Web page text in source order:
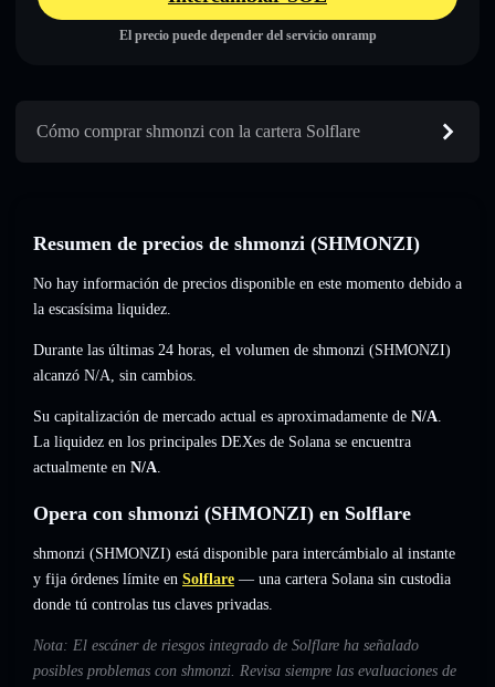
El precio puede depender del servicio onramp
Cómo comprar shmonzi con la cartera Solflare
Resumen de precios de shmonzi (SHMONZI)
No hay información de precios disponible en este momento debido a
la escasísima liquidez.
Durante las últimas 24 horas, el volumen de shmonzi (SHMONZI)
alcanzó N/A, sin cambios.
Su capitalización de mercado actual es aproximadamente de N/A.
La liquidez en los principales DEXes de Solana se encuentra
actualmente en N/A.
Opera con shmonzi (SHMONZI) en Solflare
shmonzi (SHMONZI) está disponible para intercámbialo al instante
y fija órdenes límite en Solflare — una cartera Solana sin custodia
donde tú controlas tus claves privadas.
Nota: El escáner de riesgos integrado de Solflare ha señalado
posibles problemas con shmonzi. Revisa siempre las evaluaciones de